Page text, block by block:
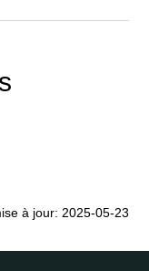
à jour: 2025-05-23